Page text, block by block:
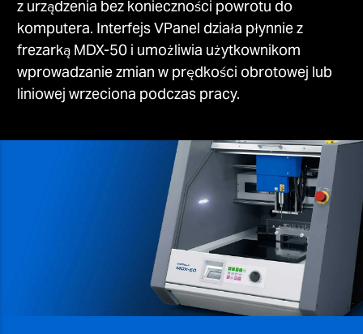
z urządzenia bez konieczności powrotu do
komputera. Interfejs VPanel działa płynnie z
frezarką MDX-50 i umożliwia użytkownikom
wprowadzanie zmian w prędkości obrotowej lub
liniowej wrzeciona podczas pracy.